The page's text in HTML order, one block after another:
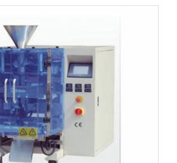
УПАКОВОЧНАЯ МАШИНА
упаковочная машина OB-Q420 с
– это высокопроизводительное
которое способно производить до
Добавить в сравнение